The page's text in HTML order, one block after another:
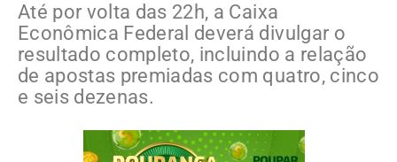
Até por volta das 22h, a Caixa
Econômica Federal deverá divulgar o
resultado completo, incluindo a relação
de apostas premiadas com quatro, cinco
e seis dezenas.